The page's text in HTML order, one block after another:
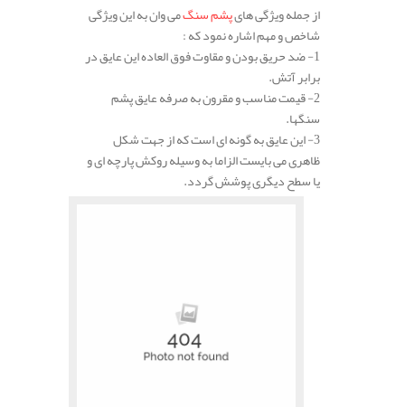
از جمله ویژگی هایپشم سنگمی وان به این ویژگی
شاخص و مهم اشاره نمود که :
1- ضد حریق بودن و مقاوت فوق العاده این عایق در
برابر آتش.
2- قیمت مناسب و مقرون به صرفه عایق پشم
سنگها.
3- این عایق به گونه ای است که از جهت شکل
ظاهری می بایست الزاما به وسیله روکش پارچه ای و
یا سطح دیگری پوشش گردد.